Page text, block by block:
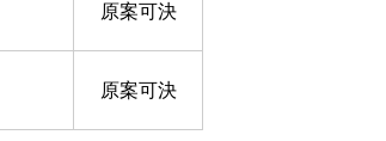
原案可決
原案可決